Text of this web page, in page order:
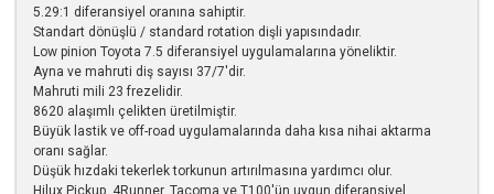
5.29:1 diferansiyel oranına sahiptir.
Standart dönüşlü / standard rotation dişli yapısındadır.
Low pinion Toyota 7.5 diferansiyel uygulamalarına yöneliktir.
Ayna ve mahruti diş sayısı 37/7'dir.
Mahruti mili 23 frezelidir.
8620 alaşımlı çelikten üretilmiştir.
Büyük lastik ve off-road uygulamalarında daha kısa nihai aktarma
oranı sağlar.
Düşük hızdaki tekerlek torkunun artırılmasına yardımcı olur.
Hilux Pickup, 4Runner, Tacoma ve T100'ün uygun diferansiyel